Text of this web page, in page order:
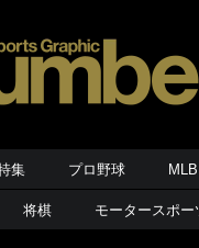
集 プロ野球 MLB
将棋 モータースポー